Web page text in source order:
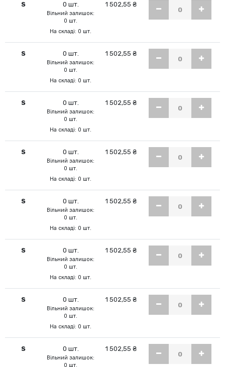
S 0 шт.
Вільний залишок:
0 шт.
На складі: 0 шт.
1 502,55 ₴
S 0 шт.
Вільний залишок:
0 шт.
На складі: 0 шт.
1 502,55 ₴
S 0 шт.
Вільний залишок:
0 шт.
На складі: 0 шт.
1 502,55 ₴
S 0 шт.
Вільний залишок:
0 шт.
На складі: 0 шт.
1 502,55 ₴
S 0 шт.
Вільний залишок:
0 шт.
На складі: 0 шт.
1 502,55 ₴
S 0 шт.
Вільний залишок:
0 шт.
На складі: 0 шт.
1 502,55 ₴
S 0 шт.
Вільний залишок:
0 шт.
На складі: 0 шт.
1 502,55 ₴
S 0 шт.
Вільний залишок:
0 шт.
1 502,55 ₴